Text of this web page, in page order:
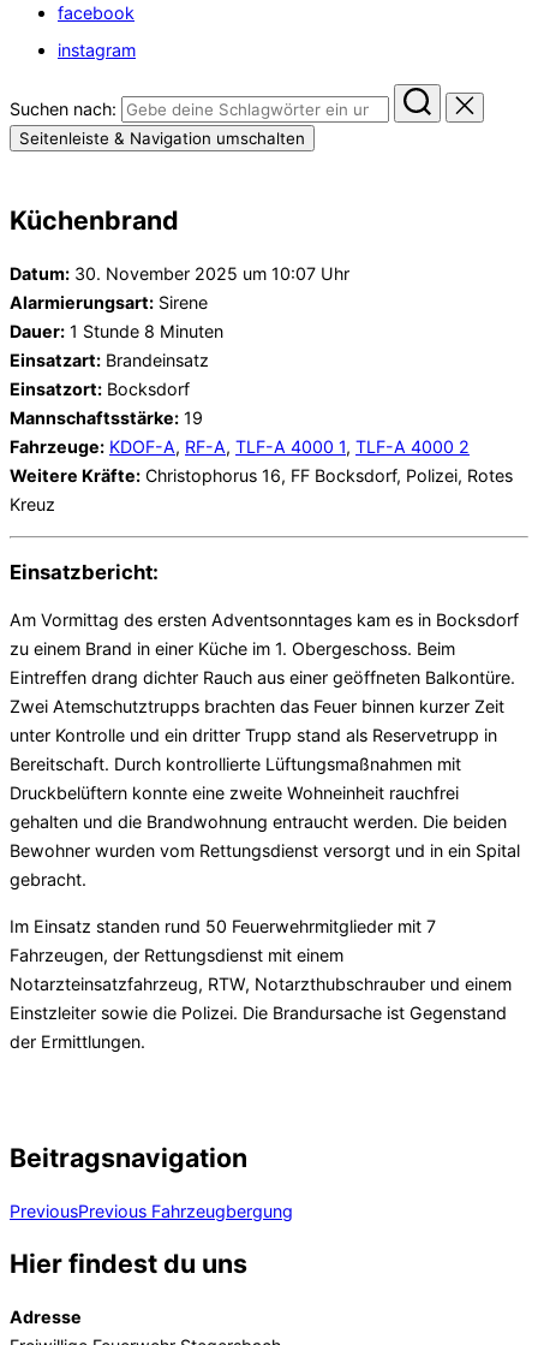
facebook
instagram
Suchen nach:
Seitenleiste & Navigation umschalten
Küchenbrand
Datum: 30. November 2025 um 10:07 Uhr
Alarmierungsart: Sirene
Dauer: 1 Stunde 8 Minuten
Einsatzart: Brandeinsatz
Einsatzort: Bocksdorf
Mannschaftsstärke: 19
Fahrzeuge: KDOF-A, RF-A, TLF-A 4000 1, TLF-A 4000 2
Weitere Kräfte: Christophorus 16, FF Bocksdorf, Polizei, Rotes
Kreuz
Einsatzbericht:
Am Vormittag des ersten Adventsonntages kam es in Bocksdorf
zu einem Brand in einer Küche im 1. Obergeschoss. Beim
Eintreffen drang dichter Rauch aus einer geöffneten Balkontüre.
Zwei Atemschutztrupps brachten das Feuer binnen kurzer Zeit
unter Kontrolle und ein dritter Trupp stand als Reservetrupp in
Bereitschaft. Durch kontrollierte Lüftungsmaßnahmen mit
Druckbelüftern konnte eine zweite Wohneinheit rauchfrei
gehalten und die Brandwohnung entraucht werden. Die beiden
Bewohner wurden vom Rettungsdienst versorgt und in ein Spital
gebracht.
Im Einsatz standen rund 50 Feuerwehrmitglieder mit 7
Fahrzeugen, der Rettungsdienst mit einem
Notarzteinsatzfahrzeug, RTW, Notarzthubschrauber und einem
Einstzleiter sowie die Polizei. Die Brandursache ist Gegenstand
der Ermittlungen.
Beitragsnavigation
PreviousPrevious Fahrzeugbergung
Hier findest du uns
Adresse